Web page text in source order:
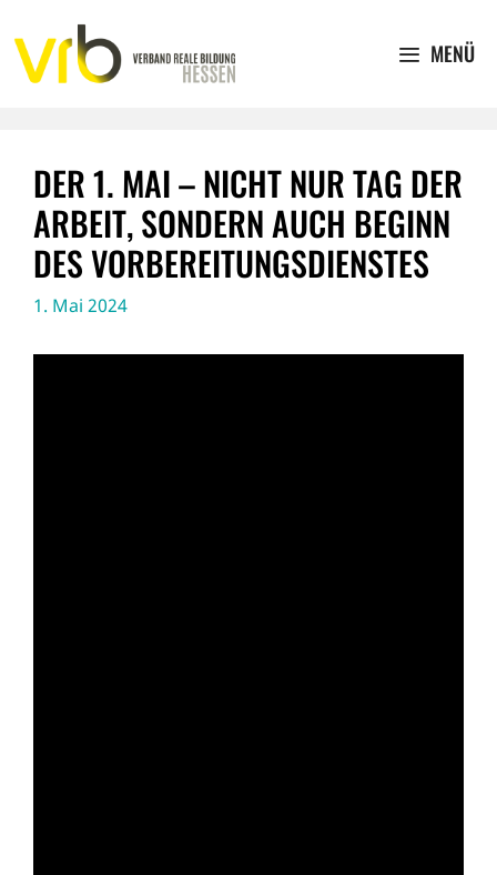
Inhalt
springen
MENÜ
DER 1. MAI – NICHT NUR TAG DER
ARBEIT, SONDERN AUCH BEGINN
DES VORBEREITUNGSDIENSTES
1. Mai 2024